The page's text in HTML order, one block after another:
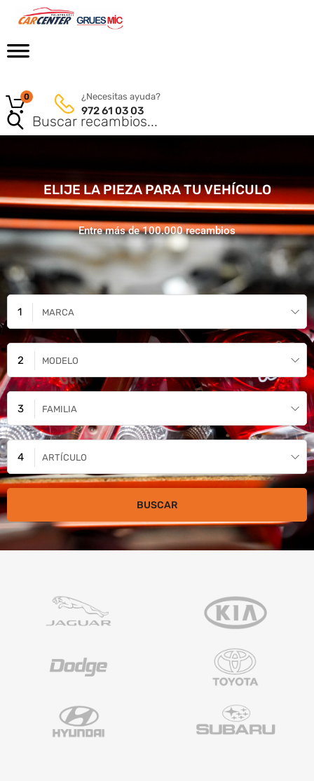
¿Necesitas ayuda?
972 61 03 03
0
ELIJE LA PIEZA PARA TU VEHÍCULO
Entre más de 100.000 recambios
MARCA
MODELO
FAMILIA
ARTÍCULO